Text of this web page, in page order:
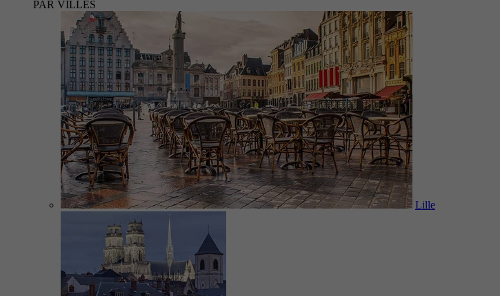
PAR VILLES
Lille